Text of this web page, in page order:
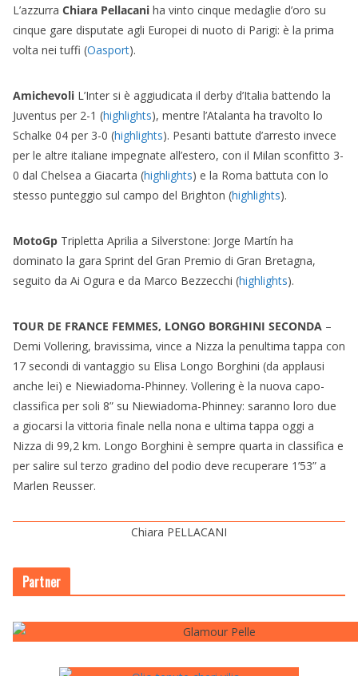
L’azzurra Chiara Pellacani ha vinto cinque medaglie d’oro su
cinque gare disputate agli Europei di nuoto di Parigi: è la prima
volta nei tuffi (Oasport).
Amichevoli L’Inter si è aggiudicata il derby d’Italia battendo la
Juventus per 2-1 (highlights), mentre l’Atalanta ha travolto lo
Schalke 04 per 3-0 (highlights). Pesanti battute d’arresto invece
per le altre italiane impegnate all’estero, con il Milan sconfitto 3-
0 dal Chelsea a Giacarta (highlights) e la Roma battuta con lo
stesso punteggio sul campo del Brighton (highlights).
MotoGp Tripletta Aprilia a Silverstone: Jorge Martín ha
dominato la gara Sprint del Gran Premio di Gran Bretagna,
seguito da Ai Ogura e da Marco Bezzecchi (highlights).
TOUR DE FRANCE FEMMES, LONGO BORGHINI SECONDA –
Demi Vollering, bravissima, vince a Nizza la penultima tappa con
17 secondi di vantaggio su Elisa Longo Borghini (da applausi
anche lei) e Niewiadoma-Phinney. Vollering è la nuova capo-
classifica per soli 8” su Niewiadoma-Phinney: saranno loro due
a giocarsi la vittoria finale nella nona e ultima tappa oggi a
Nizza di 99,2 km. Longo Borghini è sempre quarta in classifica e
per salire sul terzo gradino del podio deve recuperare 1’53” a
Marlen Reusser.
Chiara PELLACANI
Partner